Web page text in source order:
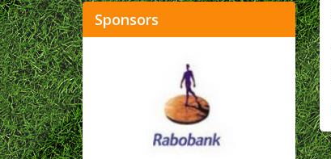
Sponsors